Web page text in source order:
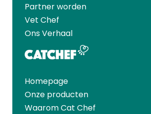
Partner worden
Vet Chef
Ons Verhaal
Homepage
Onze producten
Waarom Cat Chef